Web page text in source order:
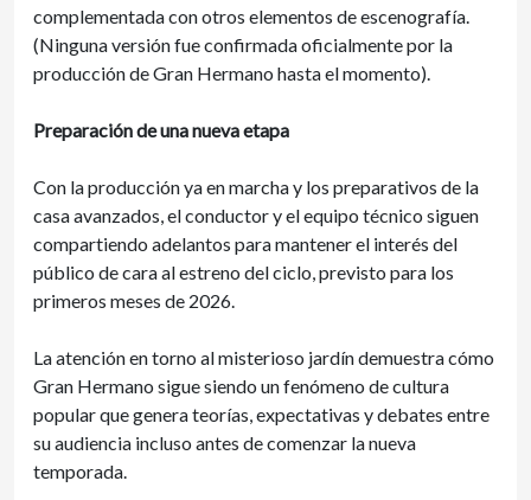
complementada con otros elementos de escenografía.
(Ninguna versión fue confirmada oficialmente por la
producción de Gran Hermano hasta el momento).
Preparación de una nueva etapa
Con la producción ya en marcha y los preparativos de la
casa avanzados, el conductor y el equipo técnico siguen
compartiendo adelantos para mantener el interés del
público de cara al estreno del ciclo, previsto para los
primeros meses de 2026.
La atención en torno al misterioso jardín demuestra cómo
Gran Hermano sigue siendo un fenómeno de cultura
popular que genera teorías, expectativas y debates entre
su audiencia incluso antes de comenzar la nueva
temporada.